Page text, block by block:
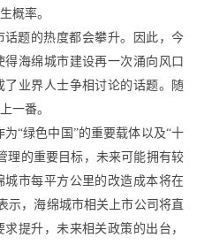
概率。
题的热度都会攀升。因此，今
海绵城市建设再一次涌向风口
业界人士争相讨论的话题。随
一番。
“绿色中国”的重要载体以及“十
理的重要目标，未来可能拥有较
市每平方公里的改造成本将在
示，海绵城市相关上市公司将直
提升，未来相关政策的出台，